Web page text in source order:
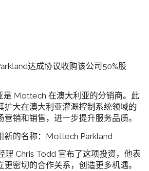
达成协议收购该公司50%股
是 Mottech 在澳大利亚的分销商。此
扩大在澳大利亚灌溉控制系统领域的
营销和销售，进一步提升服务品质。
新的名称：Mottech Parkland
理 Chris Todd 宣布了这项投资，他表
密切的合作关系，创造更多机遇。